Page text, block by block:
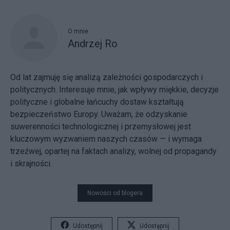
O mnie
Andrzej Ro
Od lat zajmuję się analizą zależności gospodarczych i
politycznych. Interesuje mnie, jak wpływy miękkie, decyzje
polityczne i globalne łańcuchy dostaw kształtują
bezpieczeństwo Europy. Uważam, że odzyskanie
suwerenności technologicznej i przemysłowej jest
kluczowym wyzwaniem naszych czasów — i wymaga
trzeźwej, opartej na faktach analizy, wolnej od propagandy
i skrajności.
Nowości od blogera
Udostępnij Udostępnij